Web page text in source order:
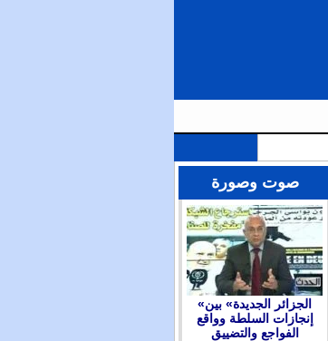
صوت وصورة
«الجزائر الجديدة» بين
إنجازات السلطة وواقع
الفواجع والتضييق